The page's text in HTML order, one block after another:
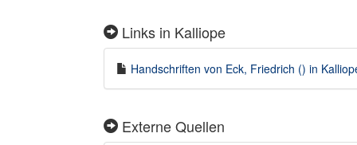
Links in Kalliope
Handschriften von Eck, Friedrich () in
Externe Quellen